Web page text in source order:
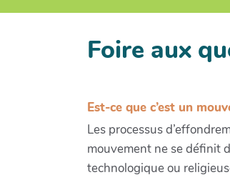
Foire aux
Est-ce que c’est un
Les processus
mouvement ne se définit
technologique ou